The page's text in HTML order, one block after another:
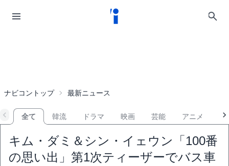
ナビコントップ 最新ニュース
全て 韓流 ドラマ 映画 芸能 アニメ
キム・ダミ＆シン・イェウン「100番
の思い出」第1次ティーザーでバス車